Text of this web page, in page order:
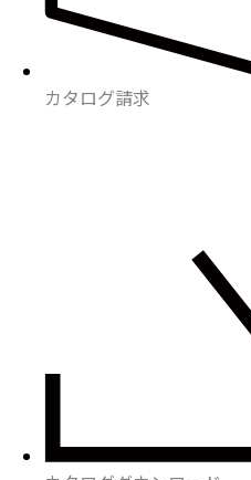
カタログ請求